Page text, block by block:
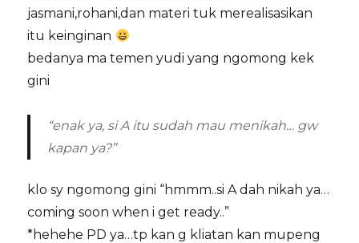
jasmani,rohani,dan materi tuk merealisasikan
itu keinginan
bedanya ma temen yudi yang ngomong kek
gini
“enak ya, si A itu sudah mau menikah… gw
kapan ya?”
klo sy ngomong gini “hmmm..si A dah nikah ya…
coming soon when i get ready..”
*hehehe PD ya…tp kan g kliatan kan mupeng